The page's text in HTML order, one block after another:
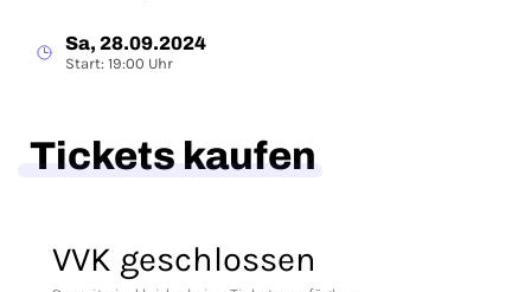
Sa, 28.09.2024
Start: 19:00 Uhr
Tickets kaufen
VVK geschlossen